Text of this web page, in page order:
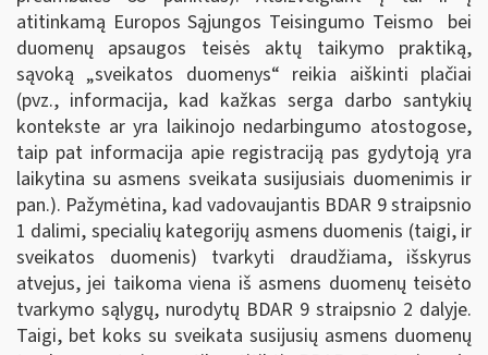
atitinkamą Europos Sąjungos Teisingumo Teismo bei
duomenų apsaugos teisės aktų taikymo praktiką,
sąvoką „sveikatos duomenys“ reikia aiškinti plačiai
(pvz., informacija, kad kažkas serga darbo santykių
kontekste ar yra laikinojo nedarbingumo atostogose,
taip pat informacija apie registraciją pas gydytoją yra
laikytina su asmens sveikata susijusiais duomenimis ir
pan.). Pažymėtina, kad vadovaujantis BDAR 9 straipsnio
1 dalimi, specialių kategorijų asmens duomenis (taigi, ir
sveikatos duomenis) tvarkyti draudžiama, išskyrus
atvejus, jei taikoma viena iš asmens duomenų teisėto
tvarkymo sąlygų, nurodytų BDAR 9 straipsnio 2 dalyje.
Taigi, bet koks su sveikata susijusių asmens duomenų